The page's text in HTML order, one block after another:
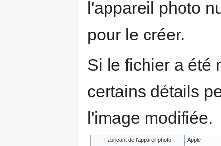
l'appareil photo
pour le créer.
Si le fichier a été
certains détails
l'image modifiée.
Fabricant de l'appareil photo
Apple